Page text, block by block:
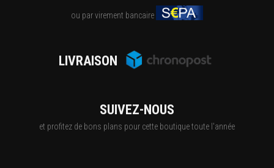
ou par virement bancaire
LIVRAISON
SUIVEZ-NOUS
et profitez de bons plans pour cette boutique toute l'année